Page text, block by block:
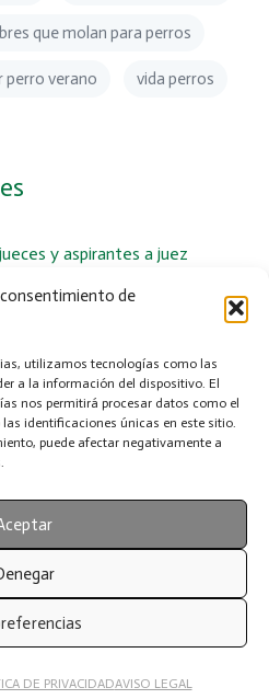
de
utilizamos tecnologías como las
a la información del dispositivo. El
nos permitirá procesar datos como el
identificaciones únicas en este sitio.
puede afectar negativamente a
DE PRIVACIDADAVISO LEGAL
que molan para perros
perro verano vida perros
y aspirantes a juez
TAURINA EN LA DIETA DE
Canina Nacional – 23 y
Murcia
Todos los derechos